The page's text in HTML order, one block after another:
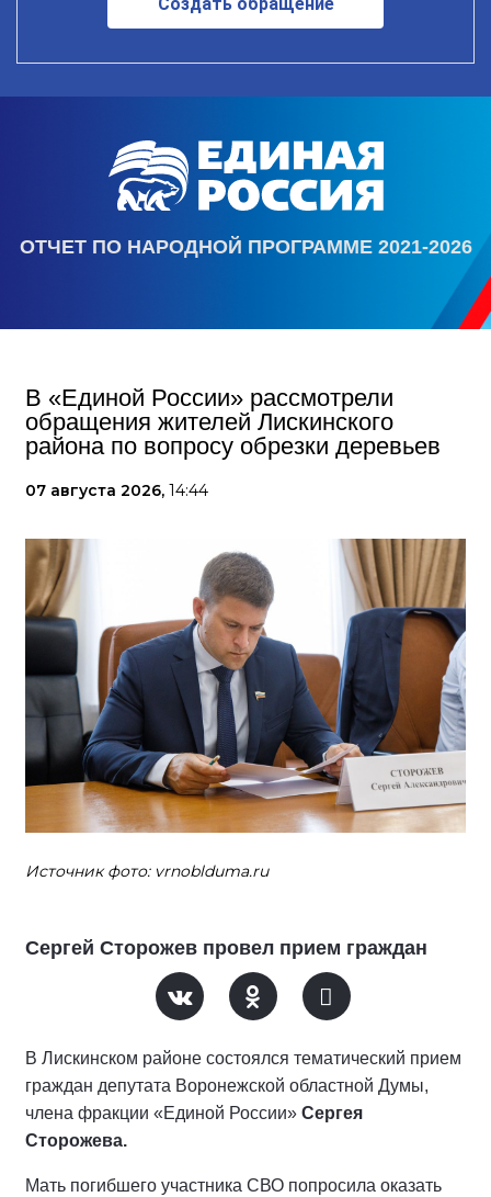
ОТЧЕТ ПО НАРОДНОЙ ПРОГРАММЕ 2021-2026
В «Единой России» рассмотрели
обращения жителей Лискинского
района по вопросу обрезки деревьев
07 августа 2026, 14:44
Источник фото: vrnoblduma.ru
Сергей Сторожев провел прием граждан
В Лискинском районе состоялся тематический прием
граждан депутата Воронежской областной Думы,
члена фракции «Единой России» Сергея
Сторожева.
Мать погибшего участника СВО попросила оказать